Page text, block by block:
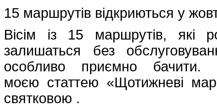
15 маршрутів відкриються у
Вісім із 15 маршрутів, які
залишаться без
особливо приємно бачити.
моєю статтею «Щотижневі
святковою .